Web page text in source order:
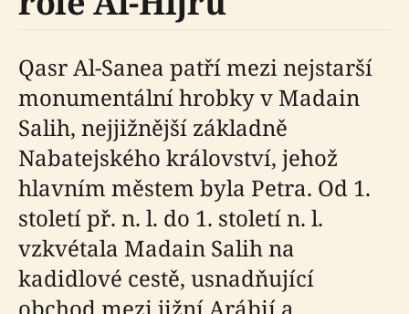
Qasr Al-Sanea patří mezi nejstarší
monumentální hrobky v Madain
Salih, nejjižnější základně
Nabatejského království, jehož
hlavním městem byla Petra. Od 1.
století př. n. l. do 1. století n. l.
vzkvétala Madain Salih na
kadidlové cestě, usnadňující